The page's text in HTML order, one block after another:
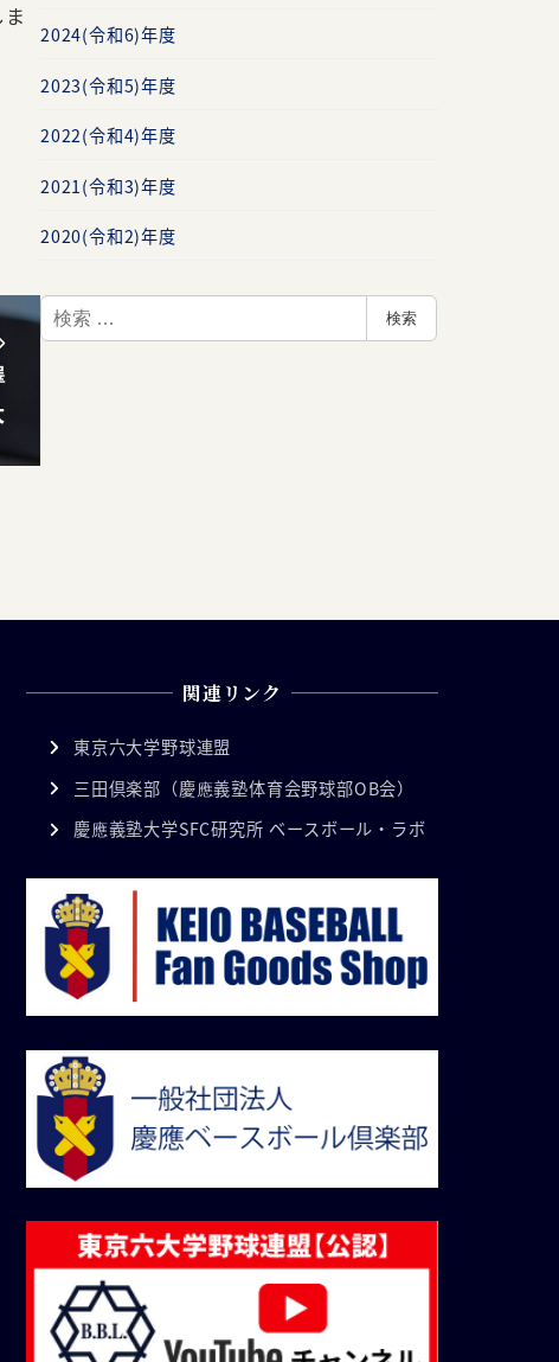
2024(令和6)年度
2023(令和5)年度
2022(令和4)年度
2021(令和3)年度
2020(令和2)年度
検
索
検索
関連リンク
東京六大学野球連盟
三田倶楽部（慶應義塾体育会野球部OB会）
慶應義塾大学SFC研究所 ベースボール・ラボ